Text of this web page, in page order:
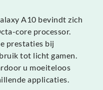
A10 bevindt zich
core processor.
prestaties bij
tot licht gamen.
u moeiteloos
applicaties.